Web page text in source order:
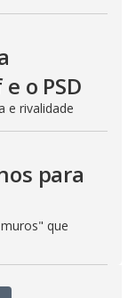
o PSD
e rivalidade
para
que